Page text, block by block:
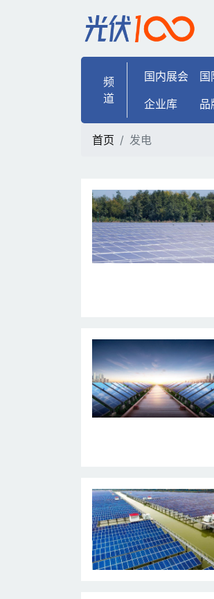
发电 | 光伏100
频
道
国内展会 国
企业库
品
首页 发电